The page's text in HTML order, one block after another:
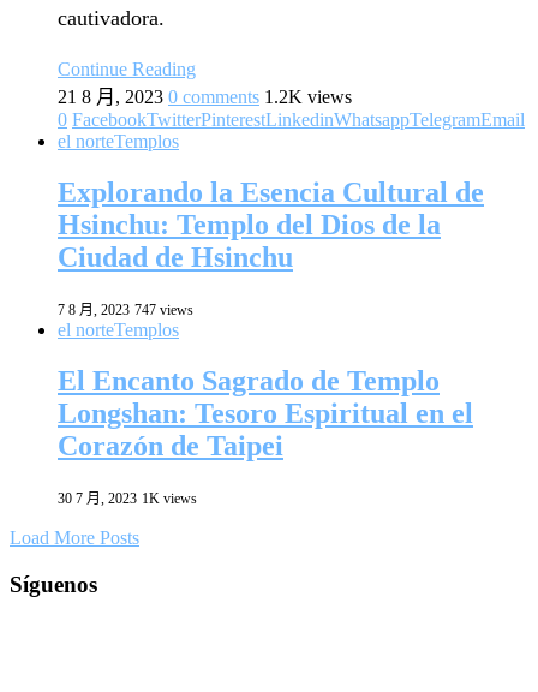
cautivadora.
Continue Reading
21 8 月, 2023 0 comments 1.2K views
0 FacebookTwitterPinterestLinkedinWhatsappTelegramEmail
el norteTemplos
Explorando la Esencia Cultural de
Hsinchu: Templo del Dios de la
Ciudad de Hsinchu
7 8 月, 2023 747 views
el norteTemplos
El Encanto Sagrado de Templo
Longshan: Tesoro Espiritual en el
Corazón de Taipei
30 7 月, 2023 1K views
Load More Posts
Síguenos